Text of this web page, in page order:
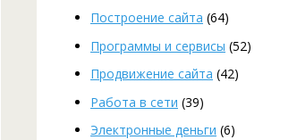
Построение сайта (64)
Программы и сервисы (52)
Продвижение сайта (42)
Работа в сети (39)
Электронные деньги (6)